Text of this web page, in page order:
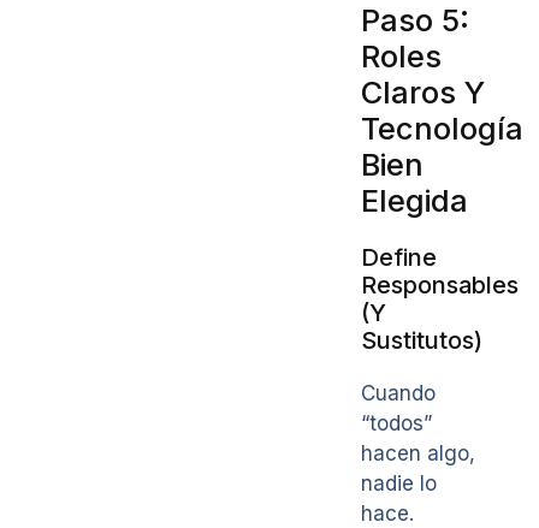
Paso 5:
Roles
Claros Y
Tecnología
Bien
Elegida
Define
Responsables
(Y
Sustitutos)
Cuando
“todos”
hacen algo,
nadie lo
hace.